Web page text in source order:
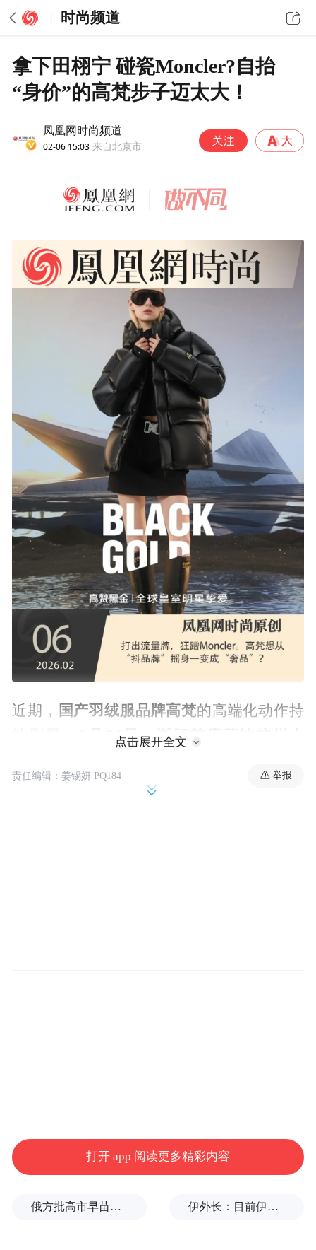
时尚频道
拿下田栩宁 碰瓷Moncler?自抬
“身价”的高梵步子迈太大！
凤凰网时尚频道
02-06 15:03 来自北京市
近期， 国产羽绒服品牌高梵的高端化动作持
1月24日，浙江首店落地杭州大
当日邀请魏哲鸣和文韬来为品牌站台， 门店
点击展开全文
责任编辑：姜锡妍 PQ184 举报
打开 app 阅读更多精彩内容
俄方批高市早苗不敢点名美国：当年的原子弹是UFO扔的吗？ 伊外长：目前伊朗与美国之间没有进行任何谈判